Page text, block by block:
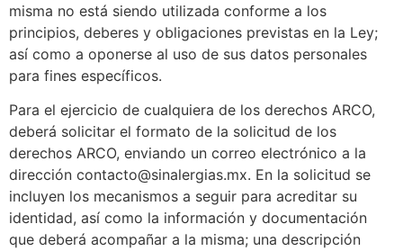
misma no está siendo utilizada conforme a los
principios, deberes y obligaciones previstas en la Ley;
así como a oponerse al uso de sus datos personales
para fines específicos.
Para el ejercicio de cualquiera de los derechos ARCO,
deberá solicitar el formato de la solicitud de los
derechos ARCO, enviando un correo electrónico a la
dirección contacto@sinalergias.mx. En la solicitud se
incluyen los mecanismos a seguir para acreditar su
identidad, así como la información y documentación
que deberá acompañar a la misma; una descripción